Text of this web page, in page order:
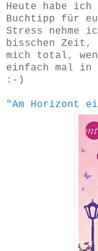
Heute habe
Buchtipp für
Stress nehme
bisschen Zeit,
mich total,
einfach mal in
:-)
"Am Horizont